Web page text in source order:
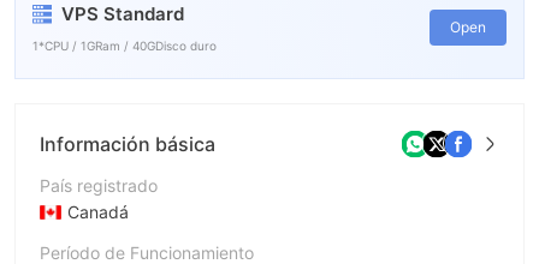
VPS Standard
1*CPU / 1GRam / 40GDisco duro
Open
Información básica
País registrado
Canadá
Período de Funcionamiento